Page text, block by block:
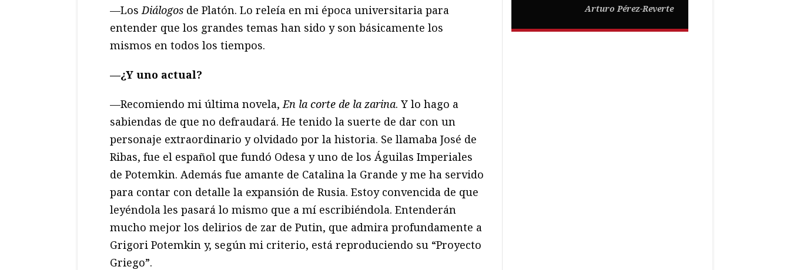
—LosDiálogos de Platón. Lo releía en mi época universitaria para
entender que los grandes temas han sido y son básicamente los
mismos en todos los tiempos.
—¿Y uno actual?
—Recomiendo mi última novela,En la corte de la zarina. Y lo hago a
sabiendas de que no defraudará. He tenido la suerte de dar con un
personaje extraordinario y olvidado por la historia. Se llamaba José de
Ribas, fue el español que fundó Odesa y uno de los Águilas Imperiales
de Potemkin. Además fue amante de Catalina la Grande y me ha servido
para contar con detalle la expansión de Rusia. Estoy convencida de que
leyéndola les pasará lo mismo que a mí escribiéndola. Entenderán
mucho mejor los delirios de zar de Putin, que admira profundamente a
Grigori Potemkin y, según mi criterio, está reproduciendo su “Proyecto
Griego”.
Arturo Pérez-Reverte